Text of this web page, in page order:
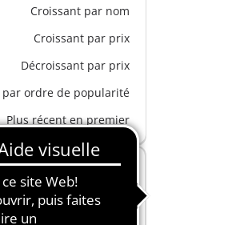
Croissant par nom
Croissant par prix
Décroissant par prix
par ordre de popularité
Plus récent en premier
et poulain ailé,
: Journée des